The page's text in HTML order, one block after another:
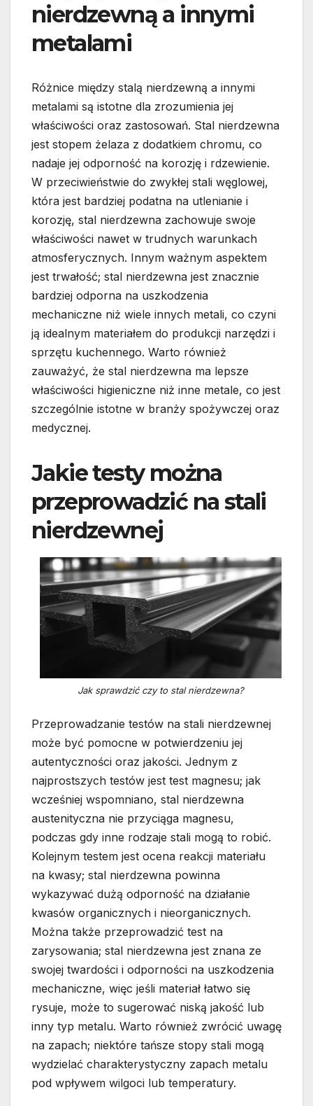
nierdzewną a innymi
metalami
Różnice między stalą nierdzewną a innymi
metalami są istotne dla zrozumienia jej
właściwości oraz zastosowań. Stal nierdzewna
jest stopem żelaza z dodatkiem chromu, co
nadaje jej odporność na korozję i rdzewienie.
W przeciwieństwie do zwykłej stali węglowej,
która jest bardziej podatna na utlenianie i
korozję, stal nierdzewna zachowuje swoje
właściwości nawet w trudnych warunkach
atmosferycznych. Innym ważnym aspektem
jest trwałość; stal nierdzewna jest znacznie
bardziej odporna na uszkodzenia
mechaniczne niż wiele innych metali, co czyni
ją idealnym materiałem do produkcji narzędzi i
sprzętu kuchennego. Warto również
zauważyć, że stal nierdzewna ma lepsze
właściwości higieniczne niż inne metale, co jest
szczególnie istotne w branży spożywczej oraz
medycznej.
Jakie testy można
przeprowadzić na stali
nierdzewnej
Jak sprawdzić czy to stal nierdzewna?
Przeprowadzanie testów na stali nierdzewnej
może być pomocne w potwierdzeniu jej
autentyczności oraz jakości. Jednym z
najprostszych testów jest test magnesu; jak
wcześniej wspomniano, stal nierdzewna
austenityczna nie przyciąga magnesu,
podczas gdy inne rodzaje stali mogą to robić.
Kolejnym testem jest ocena reakcji materiału
na kwasy; stal nierdzewna powinna
wykazywać dużą odporność na działanie
kwasów organicznych i nieorganicznych.
Można także przeprowadzić test na
zarysowania; stal nierdzewna jest znana ze
swojej twardości i odporności na uszkodzenia
mechaniczne, więc jeśli materiał łatwo się
rysuje, może to sugerować niską jakość lub
inny typ metalu. Warto również zwrócić uwagę
na zapach; niektóre tańsze stopy stali mogą
wydzielać charakterystyczny zapach metalu
pod wpływem wilgoci lub temperatury.